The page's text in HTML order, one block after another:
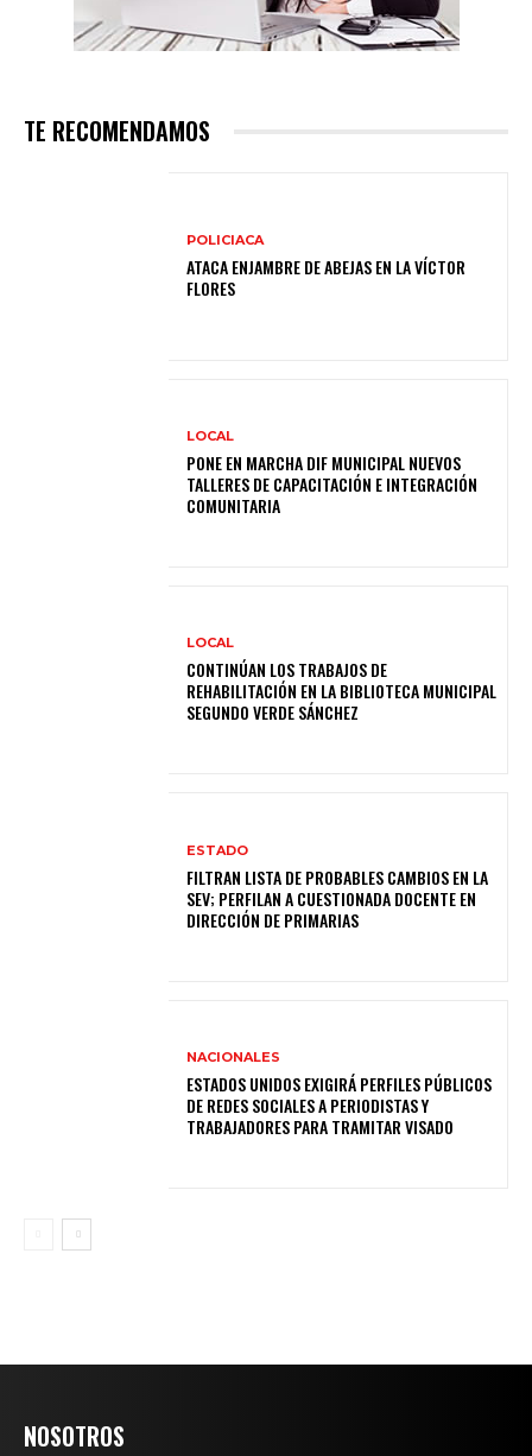
TE RECOMENDAMOS
POLICIACA
ATACA ENJAMBRE DE ABEJAS EN LA VÍCTOR
FLORES
LOCAL
PONE EN MARCHA DIF MUNICIPAL NUEVOS
TALLERES DE CAPACITACIÓN E INTEGRACIÓN
COMUNITARIA
LOCAL
CONTINÚAN LOS TRABAJOS DE
REHABILITACIÓN EN LA BIBLIOTECA MUNICIPAL
SEGUNDO VERDE SÁNCHEZ
ESTADO
FILTRAN LISTA DE PROBABLES CAMBIOS EN LA
SEV; PERFILAN A CUESTIONADA DOCENTE EN
DIRECCIÓN DE PRIMARIAS
NACIONALES
ESTADOS UNIDOS EXIGIRÁ PERFILES PÚBLICOS
DE REDES SOCIALES A PERIODISTAS Y
TRABAJADORES PARA TRAMITAR VISADO
NOSOTROS